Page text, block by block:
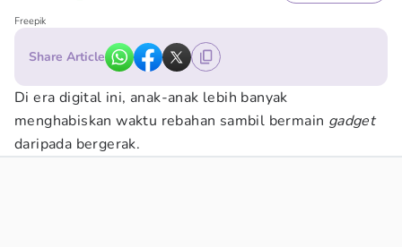
Freepik
Share Article
Di era digital ini, anak-anak lebih banyak
menghabiskan waktu rebahan sambil bermain gadget
daripada bergerak.